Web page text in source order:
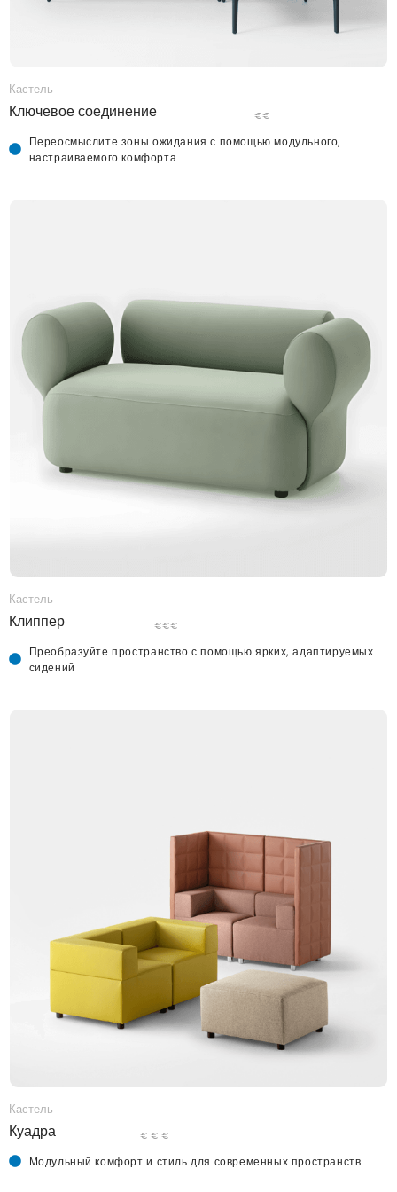
Кастель
Ключевое соединение €€
Переосмыслите зоны ожидания с помощью модульного,
настраиваемого комфорта
Кастель
Клиппер €€€
Преобразуйте пространство с помощью ярких, адаптируемых
сидений
Кастель
Куадра € € €
Модульный комфорт и стиль для современных пространств